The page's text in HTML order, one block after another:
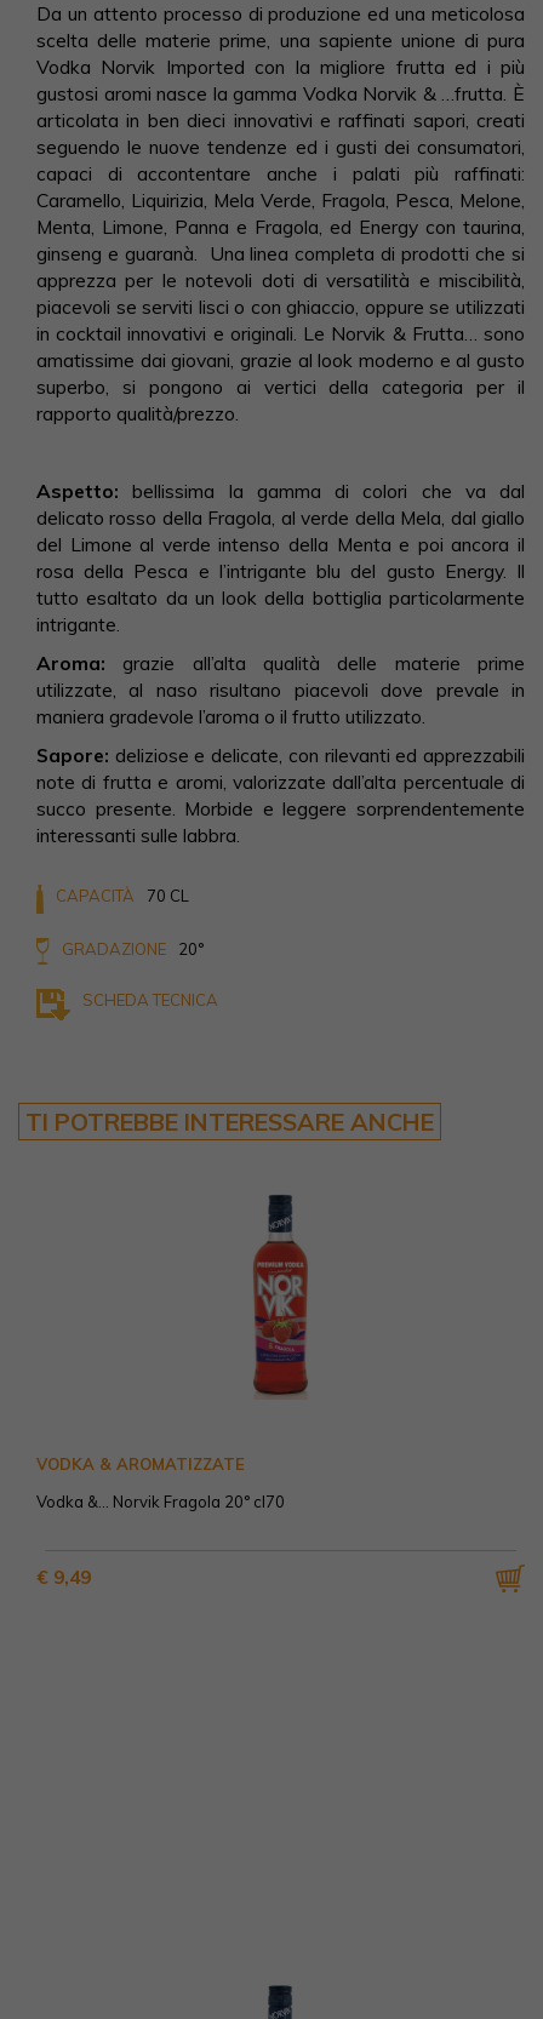
Da un attento processo di produzione ed una meticolosa
scelta delle materie prime, una sapiente unione di pura
Vodka Norvik Imported con la migliore frutta ed i più
gustosi aromi nasce la gamma Vodka Norvik & …frutta. È
articolata in ben dieci innovativi e raffinati sapori, creati
seguendo le nuove tendenze ed i gusti dei consumatori,
capaci di accontentare anche i palati più raffinati:
Caramello, Liquirizia, Mela Verde, Fragola, Pesca, Melone,
Menta, Limone, Panna e Fragola, ed Energy con taurina,
ginseng e guaranà. Una linea completa di prodotti che si
apprezza per le notevoli doti di versatilità e miscibilità,
piacevoli se serviti lisci o con ghiaccio, oppure se utilizzati
in cocktail innovativi e originali. Le Norvik & Frutta… sono
amatissime dai giovani, grazie al look moderno e al gusto
superbo, si pongono ai vertici della categoria per il
rapporto qualità/prezzo.
Aspetto:bellissima la gamma di colori che va dal
delicato rosso della Fragola, al verde della Mela, dal giallo
del Limone al verde intenso della Menta e poi ancora il
rosa della Pesca e l’intrigante blu del gusto Energy. Il
tutto esaltato da un look della bottiglia particolarmente
intrigante.
Aroma: grazie all’alta qualità delle materie prime
utilizzate, al naso risultano piacevoli dove prevale in
maniera gradevole l’aroma o il frutto utilizzato.
Sapore: deliziose e delicate, con rilevanti ed apprezzabili
note di frutta e aromi, valorizzate dall’alta percentuale di
succo presente. Morbide e leggere sorprendentemente
interessanti sulle labbra.
CAPACITÀ 70 CL
GRADAZIONE 20°
SCHEDA TECNICA
TI POTREBBE INTERESSARE ANCHE
VODKA & AROMATIZZATE
Vodka &... Norvik Fragola 20° cl70
€ 9,49